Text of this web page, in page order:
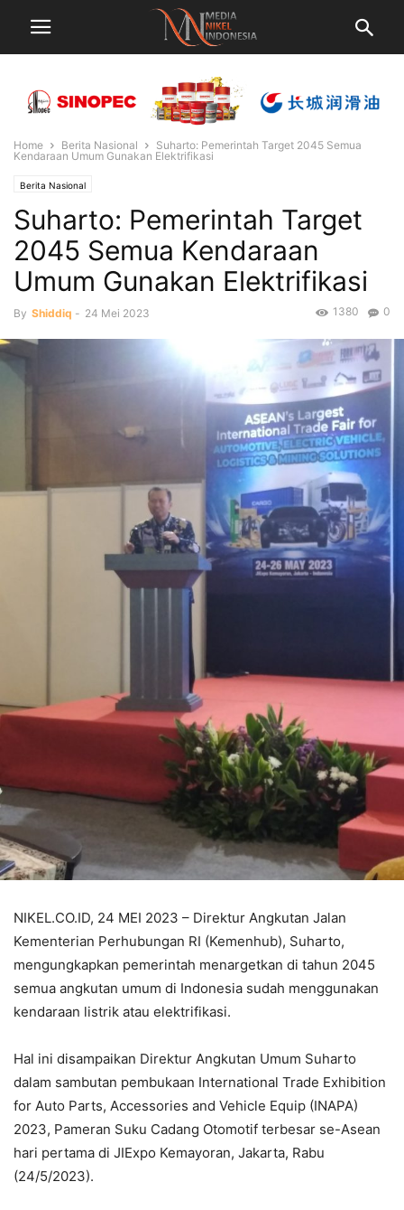
Home Berita Nasional
Suharto: Pemerintah Target 2045 Semua
Kendaraan Umum Gunakan Elektrifikasi
Berita Nasional
Suharto: Pemerintah Target
2045 Semua Kendaraan
Umum Gunakan Elektrifikasi
By Shiddiq - 24 Mei 2023 0
1380
NIKEL.CO.ID, 24 MEI 2023 – Direktur Angkutan Jalan
Kementerian Perhubungan RI (Kemenhub), Suharto,
mengungkapkan pemerintah menargetkan di tahun 2045
semua angkutan umum di Indonesia sudah menggunakan
kendaraan listrik atau elektrifikasi.
Hal ini disampaikan Direktur Angkutan Umum Suharto
dalam sambutan pembukaan International Trade Exhibition
for Auto Parts, Accessories and Vehicle Equip (INAPA)
2023, Pameran Suku Cadang Otomotif terbesar se-Asean
hari pertama di JIExpo Kemayoran, Jakarta, Rabu
(24/5/2023).